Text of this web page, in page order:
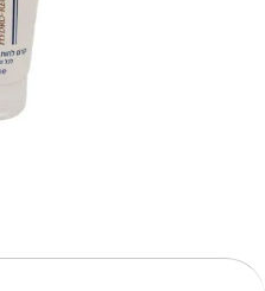
כמות קרם לחות לעור הפנים MOISTURE-RESOURCE לכל סוגי העור 50 מ"ל